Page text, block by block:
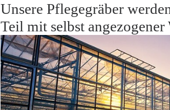
Unsere Pflegegräber
Teil mit selbst angezogener